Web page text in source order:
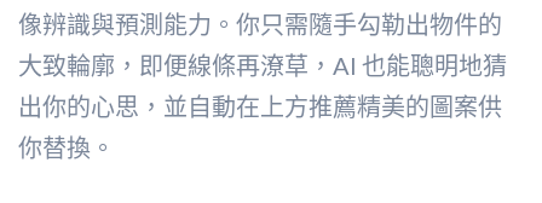
像辨識與預測能力。你只需隨手勾勒出物件的
大致輪廓，即便線條再潦草，AI 也能聰明地猜
出你的心思，並自動在上方推薦精美的圖案供
你替換。